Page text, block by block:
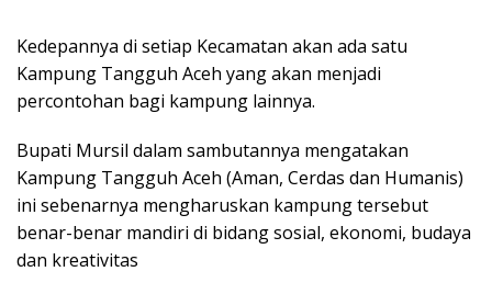
Kedepannya di setiap Kecamatan akan ada satu
Kampung Tangguh Aceh yang akan menjadi
percontohan bagi kampung lainnya.
Bupati Mursil dalam sambutannya mengatakan
Kampung Tangguh Aceh (Aman, Cerdas dan Humanis)
ini sebenarnya mengharuskan kampung tersebut
benar-benar mandiri di bidang sosial, ekonomi, budaya
dan kreativitas